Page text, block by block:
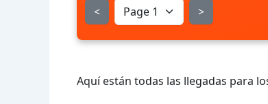
< >
Aquí están todas las llegadas para